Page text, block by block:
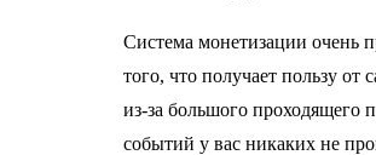
Система монетизации очень
того, что получает пользу
из-за большого проходящего
событий у вас никаких не